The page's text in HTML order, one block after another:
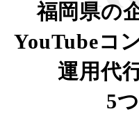
福岡県の
YouTubeコ
運用代
5